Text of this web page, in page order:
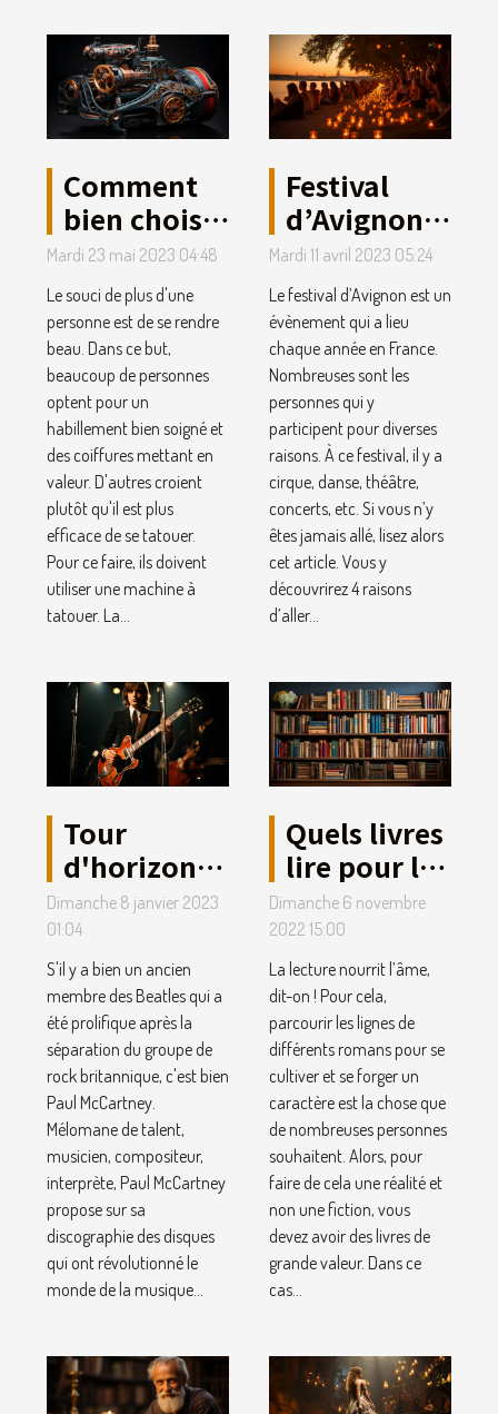
Comment
bien choisir
sa machine
à tatouer ?
Mardi 23 mai 2023 04:48
Le souci de plus d'une
personne est de se rendre
beau. Dans ce but,
beaucoup de personnes
optent pour un
habillement bien soigné et
des coiffures mettant en
valeur. D'autres croient
plutôt qu'il est plus
efficace de se tatouer.
Pour ce faire, ils doivent
utiliser une machine à
tatouer. La...
Festival
d’Avignon :
4 raisons
d’y aller
Mardi 11 avril 2023 05:24
Le festival d’Avignon est un
évènement qui a lieu
chaque année en France.
Nombreuses sont les
personnes qui y
participent pour diverses
raisons. À ce festival, il y a
cirque, danse, théâtre,
concerts, etc. Si vous n’y
êtes jamais allé, lisez alors
cet article. Vous y
découvrirez 4 raisons
d’aller...
Tour
d'horizon
sur la vie de
Paul
McCartney
Dimanche 8 janvier 2023
01:04
S'il y a bien un ancien
membre des Beatles qui a
été prolifique après la
séparation du groupe de
rock britannique, c'est bien
Paul McCartney.
Mélomane de talent,
musicien, compositeur,
interprète, Paul McCartney
propose sur sa
discographie des disques
qui ont révolutionné le
monde de la musique...
Quels livres
lire pour la
culture
générale ?
Dimanche 6 novembre
2022 15:00
La lecture nourrit l’âme,
dit-on ! Pour cela,
parcourir les lignes de
différents romans pour se
cultiver et se forger un
caractère est la chose que
de nombreuses personnes
souhaitent. Alors, pour
faire de cela une réalité et
non une fiction, vous
devez avoir des livres de
grande valeur. Dans ce
cas...